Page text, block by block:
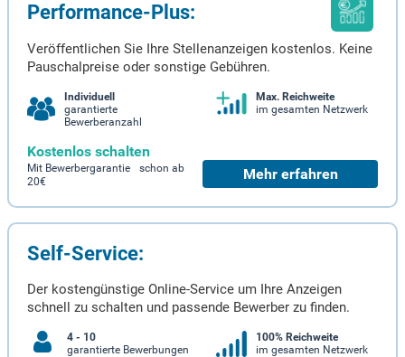
Performance-Plus:
Veröffentlichen Sie Ihre Stellenanzeigen kostenlos. Keine
Pauschalpreise oder sonstige Gebühren.
Individuell
garantierte
Bewerberanzahl
Max. Reichweite
im gesamten Netzwerk
Kostenlos schalten
Mit Bewerbergarantie schon ab
20€
Mehr erfahren
Self-Service:
Der kostengünstige Online-Service um Ihre Anzeigen
schnell zu schalten und passende Bewerber zu finden.
4 - 10
garantierte Bewerbungen
100% Reichweite
im gesamten Netzwerk